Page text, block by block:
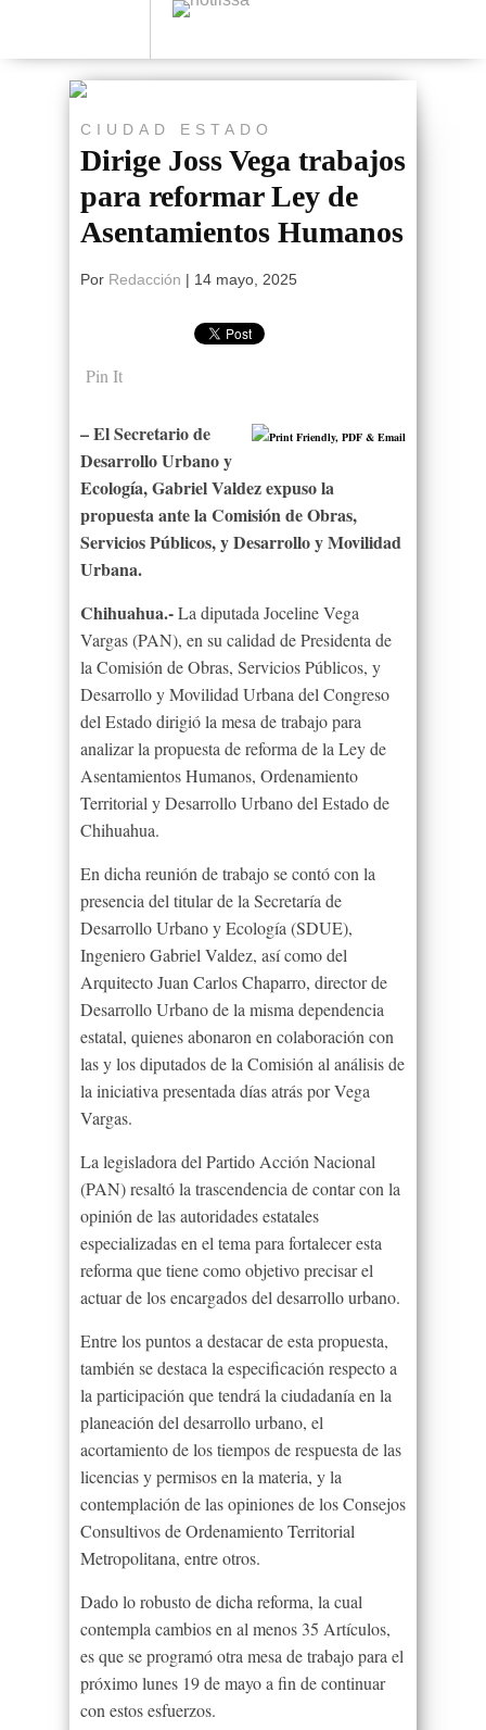
CIUDAD ESTADO
Dirige Joss Vega trabajos
para reformar Ley de
Asentamientos Humanos
Por Redacción | 14 mayo, 2025
Pin It
– El Secretario de
Desarrollo Urbano y
Ecología, Gabriel Valdez expuso la
propuesta ante la Comisión de Obras,
Servicios Públicos, y Desarrollo y Movilidad
Urbana.
Chihuahua.-La diputada Joceline Vega
Vargas (PAN), en su calidad de Presidenta de
la Comisión de Obras, Servicios Públicos, y
Desarrollo y Movilidad Urbana del Congreso
del Estado dirigió la mesa de trabajo para
analizar la propuesta de reforma de la Ley de
Asentamientos Humanos, Ordenamiento
Territorial y Desarrollo Urbano del Estado de
Chihuahua.
En dicha reunión de trabajo se contó con la
presencia del titular de la Secretaría de
Desarrollo Urbano y Ecología (SDUE),
Ingeniero Gabriel Valdez, así como del
Arquitecto Juan Carlos Chaparro, director de
Desarrollo Urbano de la misma dependencia
estatal, quienes abonaron en colaboración con
las y los diputados de la Comisión al análisis de
la iniciativa presentada días atrás por Vega
Vargas.
La legisladora del Partido Acción Nacional
(PAN) resaltó la trascendencia de contar con la
opinión de las autoridades estatales
especializadas en el tema para fortalecer esta
reforma que tiene como objetivo precisar el
actuar de los encargados del desarrollo urbano.
Entre los puntos a destacar de esta propuesta,
también se destaca la especificación respecto a
la participación que tendrá la ciudadanía en la
planeación del desarrollo urbano, el
acortamiento de los tiempos de respuesta de las
licencias y permisos en la materia, y la
contemplación de las opiniones de los Consejos
Consultivos de Ordenamiento Territorial
Metropolitana, entre otros.
Dado lo robusto de dicha reforma, la cual
contempla cambios en al menos 35 Artículos,
es que se programó otra mesa de trabajo para el
próximo lunes 19 de mayo a fin de continuar
con estos esfuerzos.